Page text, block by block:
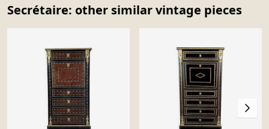
Secrétaire: other similar vintage pieces